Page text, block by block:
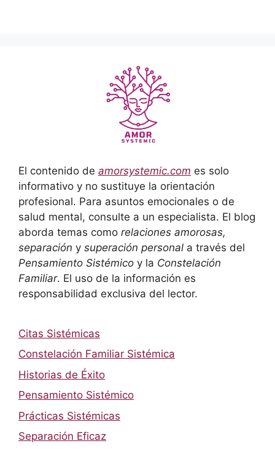
El contenido de amorsystemic.com es solo
informativo y no sustituye la orientación
profesional. Para asuntos emocionales o de
salud mental, consulte a un especialista. El blog
aborda temas como relaciones amorosas,
separación y superación personal a través del
Pensamiento Sistémico y la Constelación
Familiar. El uso de la información es
responsabilidad exclusiva del lector.
Citas Sistémicas
Constelación Familiar Sistémica
Historias de Éxito
Pensamiento Sistémico
Prácticas Sistémicas
Separación Eficaz